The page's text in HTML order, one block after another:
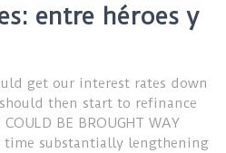
entre héroes y
get our interest rates down
then start to refinance
BE BROUGHT WAY
time substantially lengthening